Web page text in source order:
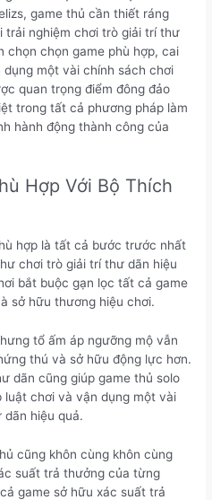
game thủ cần thiết ráng
nghiệm chơi trò giải trí thư
chọn chọn game phù hợp, cai
một vài chính sách chơi
quan trọng điểm đông đảo
trong tất cả phương pháp làm
hành động thành công của
Hợp Với Bộ Thích
hợp là tất cả bước trước nhất
chơi trò giải trí thư dãn hiệu
bắt buộc gạn lọc tất cả game
sở hữu thương hiệu chơi.
tổ ấm áp ngưỡng mộ vẫn
thú và sở hữu động lực hơn.
dãn cũng giúp game thủ solo
luật chơi và vận dụng một vài
hiệu quả.
cũng khôn cùng khôn cùng
suất trả thưởng của từng
game sở hữu xác suất trả